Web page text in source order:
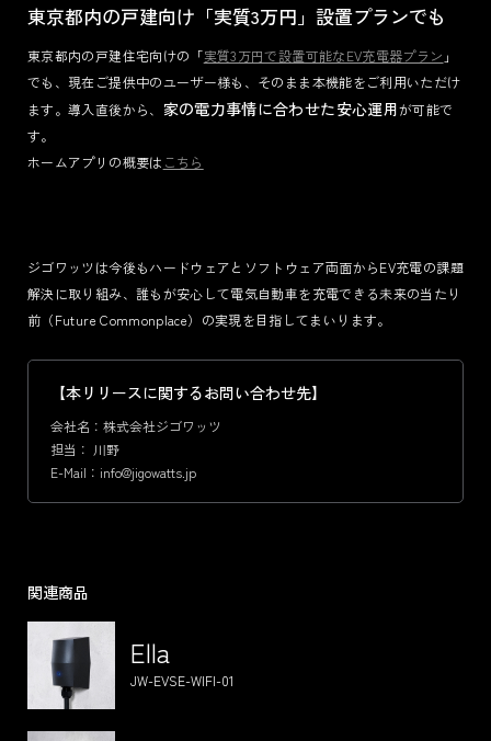
東京都内の戸建向け「実質3万円」設置プランでも
東京都内の戸建住宅向けの「実質3万円で設置可能なEV充電器プラン 」
でも、現在ご提供中のユーザー様も、そのまま本機能をご利用いただけ
ます。導入直後から、 家の電力事情に合わせた安心運用が可能で
す。
ホームアプリの概要は こちら
ジゴワッツは今後もハードウェアとソフトウェア両面からEV充電の課題
解決に取り組み、誰もが安心して電気自動車を充電できる未来の当たり
前（Future Commonplace）の実現を目指してまいります。
【本リリースに関するお問い合わせ先】
会社名：株式会社ジゴワッツ
担当： 川野
E-Mail：info@jigowatts.jp
関連商品
Ella
JW-EVSE-WIFI-01